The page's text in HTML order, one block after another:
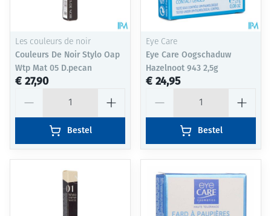
Les couleurs de noir
Couleurs De Noir Stylo Oap
Wtp Mat 05 D.pecan
€ 27,90
Bestel
Eye Care
Eye Care Oogschaduw
Hazelnoot 943 2,5g
€ 24,95
Bestel